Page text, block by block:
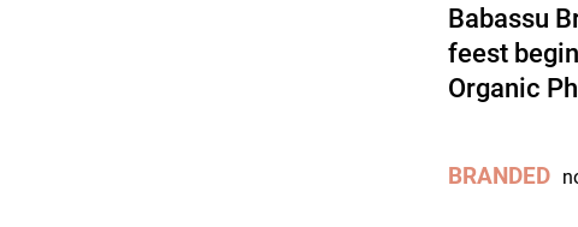
Babassu
feest
Organic
BRANDED